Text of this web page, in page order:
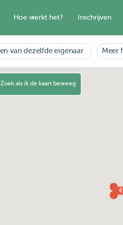
Hoe werkt het? Inschrijven
van dezelfde eigenaar Meer
Zoek als ik de kaart beweeg